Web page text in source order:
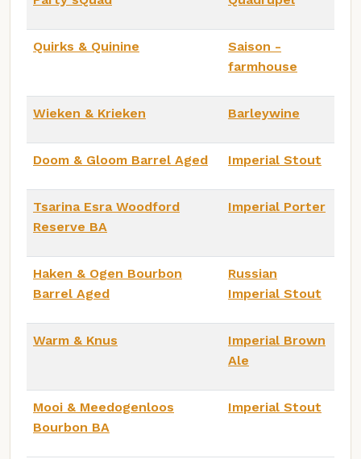
Quirks & Quinine
Saison -
farmhouse
Wieken & Krieken Barleywine
Doom & Gloom Barrel Aged Imperial Stout
Tsarina Esra Woodford
Reserve BA
Imperial Porter
Haken & Ogen Bourbon
Barrel Aged
Russian
Imperial Stout
Warm & Knus
Imperial Brown
Ale
Mooi & Meedogenloos
Bourbon BA
Imperial Stout